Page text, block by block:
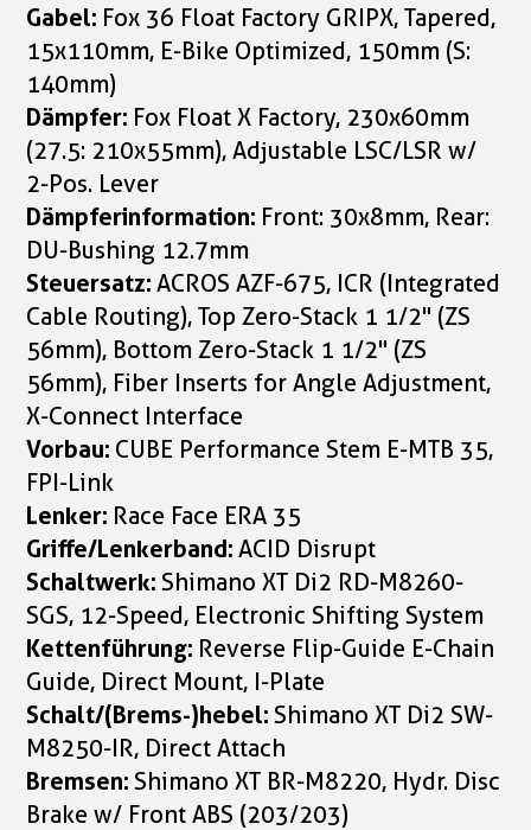
Gabel: Fox 36 Float Factory GRIPX, Tapered,
15x110mm, E-Bike Optimized, 150mm (S:
140mm)
Dämpfer: Fox Float X Factory, 230x60mm
(27.5: 210x55mm), Adjustable LSC/LSR w/
2-Pos. Lever
Dämpferinformation: Front: 30x8mm, Rear:
DU-Bushing 12.7mm
Steuersatz:ACROS AZF-675, ICR (Integrated
Cable Routing), Top Zero-Stack 1 1/2" (ZS
56mm), Bottom Zero-Stack 1 1/2" (ZS
56mm), Fiber Inserts for Angle Adjustment,
X-Connect Interface
Vorbau: CUBE Performance Stem E-MTB 35,
FPI-Link
Lenker: Race Face ERA 35
Griffe/Lenkerband:ACID Disrupt
Schaltwerk:Shimano XT Di2 RD-M8260-
SGS, 12-Speed, Electronic Shifting System
Kettenführung: Reverse Flip-Guide E-Chain
Guide, Direct Mount, I-Plate
Schalt/(Brems-)hebel:Shimano XT Di2 SW-
M8250-IR, Direct Attach
Bremsen:Shimano XT BR-M8220, Hydr. Disc
Brake w/ Front ABS (203/203)